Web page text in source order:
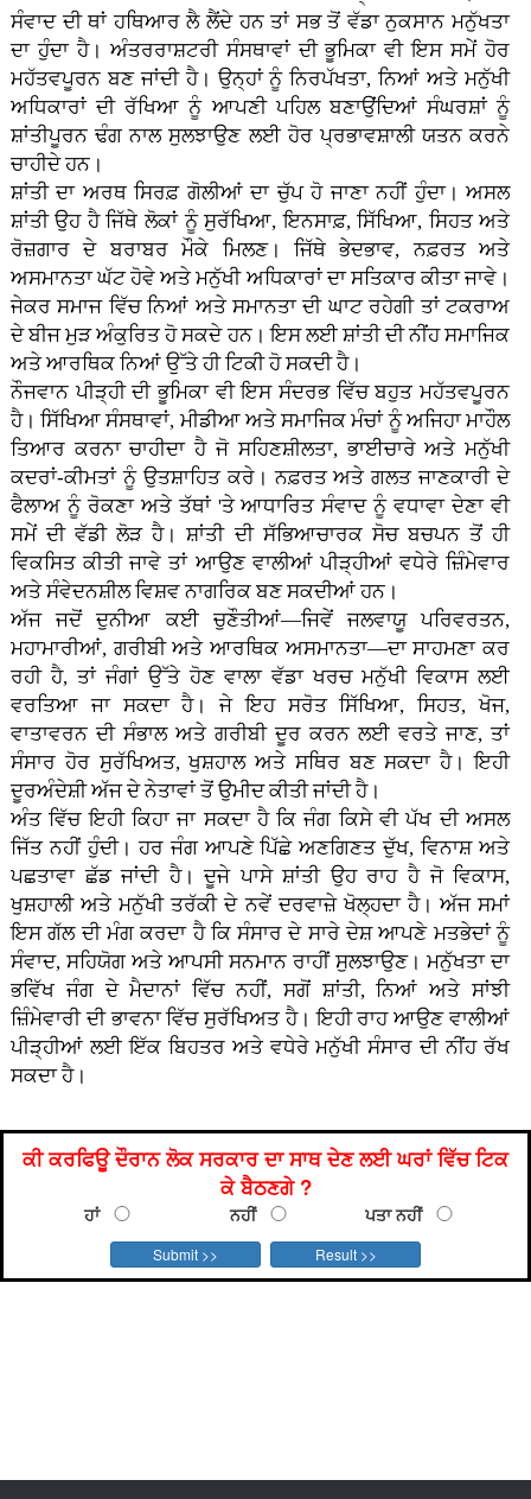
ਸੰਵਾਦ ਦੀ ਥਾਂ ਹਥਿਆਰ ਲੈ ਲੈਂਦੇ ਹਨ ਤਾਂ ਸਭ ਤੋਂ ਵੱਡਾ ਨੁਕਸਾਨ ਮਨੁੱਖਤਾ
ਦਾ ਹੁੰਦਾ ਹੈ। ਅੰਤਰਰਾਸ਼ਟਰੀ ਸੰਸਥਾਵਾਂ ਦੀ ਭੂਮਿਕਾ ਵੀ ਇਸ ਸਮੇਂ ਹੋਰ
ਮਹੱਤਵਪੂਰਨ ਬਣ ਜਾਂਦੀ ਹੈ। ਉਨ੍ਹਾਂ ਨੂੰ ਨਿਰਪੱਖਤਾ, ਨਿਆਂ ਅਤੇ ਮਨੁੱਖੀ
ਅਧਿਕਾਰਾਂ ਦੀ ਰੱਖਿਆ ਨੂੰ ਆਪਣੀ ਪਹਿਲ ਬਣਾਉਂਦਿਆਂ ਸੰਘਰਸ਼ਾਂ ਨੂੰ
ਸ਼ਾਂਤੀਪੂਰਨ ਢੰਗ ਨਾਲ ਸੁਲਝਾਉਣ ਲਈ ਹੋਰ ਪ੍ਰਭਾਵਸ਼ਾਲੀ ਯਤਨ ਕਰਨੇ
ਚਾਹੀਦੇ ਹਨ।
ਸ਼ਾਂਤੀ ਦਾ ਅਰਥ ਸਿਰਫ਼ ਗੋਲੀਆਂ ਦਾ ਚੁੱਪ ਹੋ ਜਾਣਾ ਨਹੀਂ ਹੁੰਦਾ। ਅਸਲ
ਸ਼ਾਂਤੀ ਉਹ ਹੈ ਜਿੱਥੇ ਲੋਕਾਂ ਨੂੰ ਸੁਰੱਖਿਆ, ਇਨਸਾਫ਼, ਸਿੱਖਿਆ, ਸਿਹਤ ਅਤੇ
ਰੋਜ਼ਗਾਰ ਦੇ ਬਰਾਬਰ ਮੌਕੇ ਮਿਲਣ। ਜਿੱਥੇ ਭੇਦਭਾਵ, ਨਫ਼ਰਤ ਅਤੇ
ਅਸਮਾਨਤਾ ਘੱਟ ਹੋਵੇ ਅਤੇ ਮਨੁੱਖੀ ਅਧਿਕਾਰਾਂ ਦਾ ਸਤਿਕਾਰ ਕੀਤਾ ਜਾਵੇ।
ਜੇਕਰ ਸਮਾਜ ਵਿੱਚ ਨਿਆਂ ਅਤੇ ਸਮਾਨਤਾ ਦੀ ਘਾਟ ਰਹੇਗੀ ਤਾਂ ਟਕਰਾਅ
ਦੇ ਬੀਜ ਮੁੜ ਅੰਕੁਰਿਤ ਹੋ ਸਕਦੇ ਹਨ। ਇਸ ਲਈ ਸ਼ਾਂਤੀ ਦੀ ਨੀਂਹ ਸਮਾਜਿਕ
ਅਤੇ ਆਰਥਿਕ ਨਿਆਂ ਉੱਤੇ ਹੀ ਟਿਕੀ ਹੋ ਸਕਦੀ ਹੈ।
ਨੌਜਵਾਨ ਪੀੜ੍ਹੀ ਦੀ ਭੂਮਿਕਾ ਵੀ ਇਸ ਸੰਦਰਭ ਵਿੱਚ ਬਹੁਤ ਮਹੱਤਵਪੂਰਨ
ਹੈ। ਸਿੱਖਿਆ ਸੰਸਥਾਵਾਂ, ਮੀਡੀਆ ਅਤੇ ਸਮਾਜਿਕ ਮੰਚਾਂ ਨੂੰ ਅਜਿਹਾ ਮਾਹੌਲ
ਤਿਆਰ ਕਰਨਾ ਚਾਹੀਦਾ ਹੈ ਜੋ ਸਹਿਣਸ਼ੀਲਤਾ, ਭਾਈਚਾਰੇ ਅਤੇ ਮਨੁੱਖੀ
ਕਦਰਾਂ-ਕੀਮਤਾਂ ਨੂੰ ਉਤਸ਼ਾਹਿਤ ਕਰੇ। ਨਫ਼ਰਤ ਅਤੇ ਗਲਤ ਜਾਣਕਾਰੀ ਦੇ
ਫੈਲਾਅ ਨੂੰ ਰੋਕਣਾ ਅਤੇ ਤੱਥਾਂ 'ਤੇ ਆਧਾਰਿਤ ਸੰਵਾਦ ਨੂੰ ਵਧਾਵਾ ਦੇਣਾ ਵੀ
ਸਮੇਂ ਦੀ ਵੱਡੀ ਲੋੜ ਹੈ। ਸ਼ਾਂਤੀ ਦੀ ਸੱਭਿਆਚਾਰਕ ਸੋਚ ਬਚਪਨ ਤੋਂ ਹੀ
ਵਿਕਸਿਤ ਕੀਤੀ ਜਾਵੇ ਤਾਂ ਆਉਣ ਵਾਲੀਆਂ ਪੀੜ੍ਹੀਆਂ ਵਧੇਰੇ ਜ਼ਿੰਮੇਵਾਰ
ਅਤੇ ਸੰਵੇਦਨਸ਼ੀਲ ਵਿਸ਼ਵ ਨਾਗਰਿਕ ਬਣ ਸਕਦੀਆਂ ਹਨ।
ਅੱਜ ਜਦੋਂ ਦੁਨੀਆ ਕਈ ਚੁਣੌਤੀਆਂ—ਜਿਵੇਂ ਜਲਵਾਯੂ ਪਰਿਵਰਤਨ,
ਮਹਾਮਾਰੀਆਂ, ਗਰੀਬੀ ਅਤੇ ਆਰਥਿਕ ਅਸਮਾਨਤਾ—ਦਾ ਸਾਹਮਣਾ ਕਰ
ਰਹੀ ਹੈ, ਤਾਂ ਜੰਗਾਂ ਉੱਤੇ ਹੋਣ ਵਾਲਾ ਵੱਡਾ ਖਰਚ ਮਨੁੱਖੀ ਵਿਕਾਸ ਲਈ
ਵਰਤਿਆ ਜਾ ਸਕਦਾ ਹੈ। ਜੇ ਇਹ ਸਰੋਤ ਸਿੱਖਿਆ, ਸਿਹਤ, ਖੋਜ,
ਵਾਤਾਵਰਨ ਦੀ ਸੰਭਾਲ ਅਤੇ ਗਰੀਬੀ ਦੂਰ ਕਰਨ ਲਈ ਵਰਤੇ ਜਾਣ, ਤਾਂ
ਸੰਸਾਰ ਹੋਰ ਸੁਰੱਖਿਅਤ, ਖੁਸ਼ਹਾਲ ਅਤੇ ਸਥਿਰ ਬਣ ਸਕਦਾ ਹੈ। ਇਹੀ
ਦੂਰਅੰਦੇਸ਼ੀ ਅੱਜ ਦੇ ਨੇਤਾਵਾਂ ਤੋਂ ਉਮੀਦ ਕੀਤੀ ਜਾਂਦੀ ਹੈ।
ਅੰਤ ਵਿੱਚ ਇਹੀ ਕਿਹਾ ਜਾ ਸਕਦਾ ਹੈ ਕਿ ਜੰਗ ਕਿਸੇ ਵੀ ਪੱਖ ਦੀ ਅਸਲ
ਜਿੱਤ ਨਹੀਂ ਹੁੰਦੀ। ਹਰ ਜੰਗ ਆਪਣੇ ਪਿੱਛੇ ਅਣਗਿਣਤ ਦੁੱਖ, ਵਿਨਾਸ਼ ਅਤੇ
ਪਛਤਾਵਾ ਛੱਡ ਜਾਂਦੀ ਹੈ। ਦੂਜੇ ਪਾਸੇ ਸ਼ਾਂਤੀ ਉਹ ਰਾਹ ਹੈ ਜੋ ਵਿਕਾਸ,
ਖੁਸ਼ਹਾਲੀ ਅਤੇ ਮਨੁੱਖੀ ਤਰੱਕੀ ਦੇ ਨਵੇਂ ਦਰਵਾਜ਼ੇ ਖੋਲ੍ਹਦਾ ਹੈ। ਅੱਜ ਸਮਾਂ
ਇਸ ਗੱਲ ਦੀ ਮੰਗ ਕਰਦਾ ਹੈ ਕਿ ਸੰਸਾਰ ਦੇ ਸਾਰੇ ਦੇਸ਼ ਆਪਣੇ ਮਤਭੇਦਾਂ ਨੂੰ
ਸੰਵਾਦ, ਸਹਿਯੋਗ ਅਤੇ ਆਪਸੀ ਸਨਮਾਨ ਰਾਹੀਂ ਸੁਲਝਾਉਣ। ਮਨੁੱਖਤਾ ਦਾ
ਭਵਿੱਖ ਜੰਗ ਦੇ ਮੈਦਾਨਾਂ ਵਿੱਚ ਨਹੀਂ, ਸਗੋਂ ਸ਼ਾਂਤੀ, ਨਿਆਂ ਅਤੇ ਸਾਂਝੀ
ਜ਼ਿੰਮੇਵਾਰੀ ਦੀ ਭਾਵਨਾ ਵਿੱਚ ਸੁਰੱਖਿਅਤ ਹੈ। ਇਹੀ ਰਾਹ ਆਉਣ ਵਾਲੀਆਂ
ਪੀੜ੍ਹੀਆਂ ਲਈ ਇੱਕ ਬਿਹਤਰ ਅਤੇ ਵਧੇਰੇ ਮਨੁੱਖੀ ਸੰਸਾਰ ਦੀ ਨੀਂਹ ਰੱਖ
ਸਕਦਾ ਹੈ।
ਕੀ ਕਰਫਿਊ ਦੌਰਾਨ ਲੋਕ ਸਰਕਾਰ ਦਾ ਸਾਥ ਦੇਣ ਲਈ ਘਰਾਂ ਵਿੱਚ ਟਿਕ
ਕੇ ਬੈਠਣਗੇ ?
ਹਾਂ ਨਹੀਂ ਪਤਾ ਨਹੀਂ